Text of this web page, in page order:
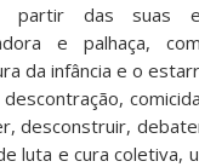
das suas
e palhaça,
da infância e o
desconstruir,
luta e cura coletiva,